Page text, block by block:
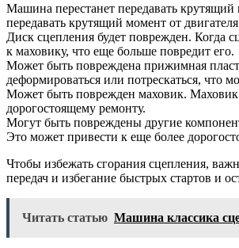
Машина перестанет передавать
передавать крутящий момент от
Диск сцепления будет поврежден. Когда
к маховику, что еще больше повредит его.
Может быть повреждена прижимная
деформироваться или потрескаться, что
Может быть поврежден маховик. Маховик
дорогостоящему ремонту.
Могут быть повреждены другие
Это может привести к еще более
Чтобы избежать сгорания сцепления,
передач и избегание быстрых стартов и
Читать статью Машина классика